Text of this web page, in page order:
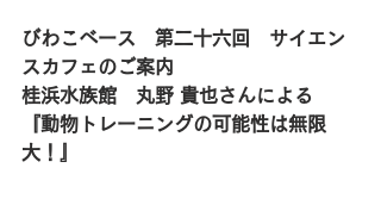
びわこベース　第二十六回　サイエン
スカフェのご案内
桂浜水族館　丸野 貴也さんによる
『動物トレーニングの可能性は無限
大！』